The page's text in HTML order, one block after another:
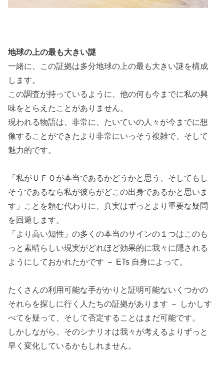
地球の上の最も大きい謎
一緒に、この証拠は多分地球の上の最も大きい謎を構成
します。
この調査が持っているように、他の何も今までに私の興
味をとらえたことがありません。
現われる物語は、非常に、たいていの人々が今までに想
像することができたより非常にいっそう複雑で、そして
魅力的です。
「私がＵＦＯが本当であるかどうかと思う、そしてもし
そうであるなら私が彼らがどこの出身であるかと思いま
す」ことを頼む代わりに、真実はずっとより重要な疑問
を回避します。
「より高い知性」の多くの本当のサインの１つはこのも
っと素晴らしい現実がどれほど効果的に我々に隠される
ようにしておかれたかです － ETs 自身によって。
たくさんの利用可能な手がかりと証明可能ないくつかの
それらを探しに行く人たちの証拠があります － しかしす
べてを疑って、そして否定することはまだ可能です。
しかしながら、そのシナリオは我々が考えるよりずっと
早く変化しているかもしれません。